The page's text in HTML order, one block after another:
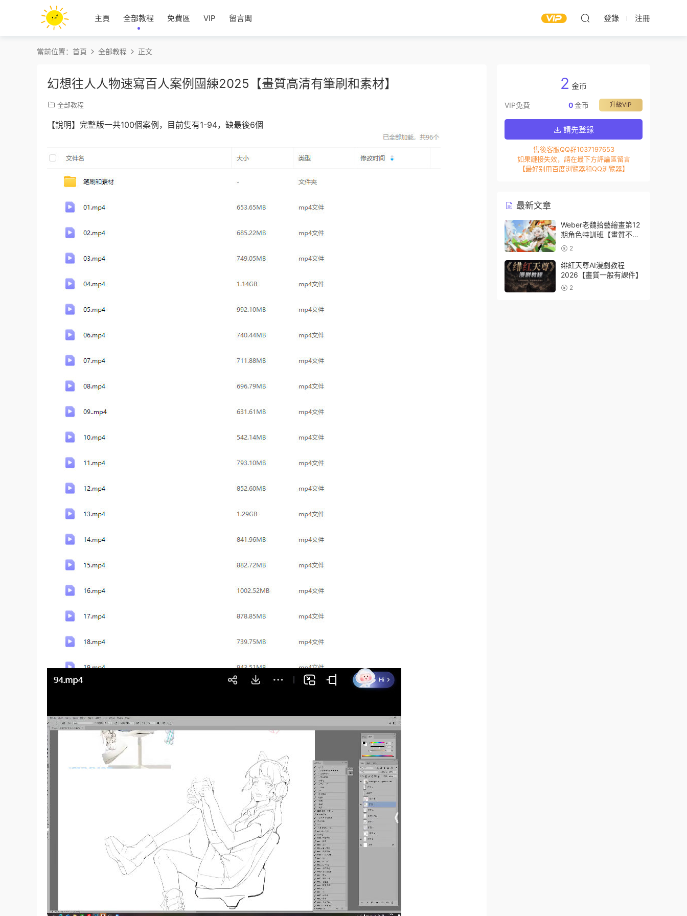
主頁 全部教程 免費區 VIP 留言闆 登錄 注冊
當前位置： 首頁 全部教程 正文
幻想往人人物速寫百人案例團練2025【畫質高清有筆刷和素材】
全部教程
【說明】完整版一共100個案例，目前隻有1-94，缺最後6個
2 金币
VIP免費 升級VIP
0金币
請先登錄
售後客服QQ群1037197653
如果鏈接失效，請在最下方評論區留言
【最好别用百度浏覽器和QQ浏覽器】
最新文章
Weber老魏拾藝繪畫第12
期角色特訓班【畫質不錯
隻有視頻】
2
绯紅天尊AI漫劇教程
2026【畫質一般有課件】
2